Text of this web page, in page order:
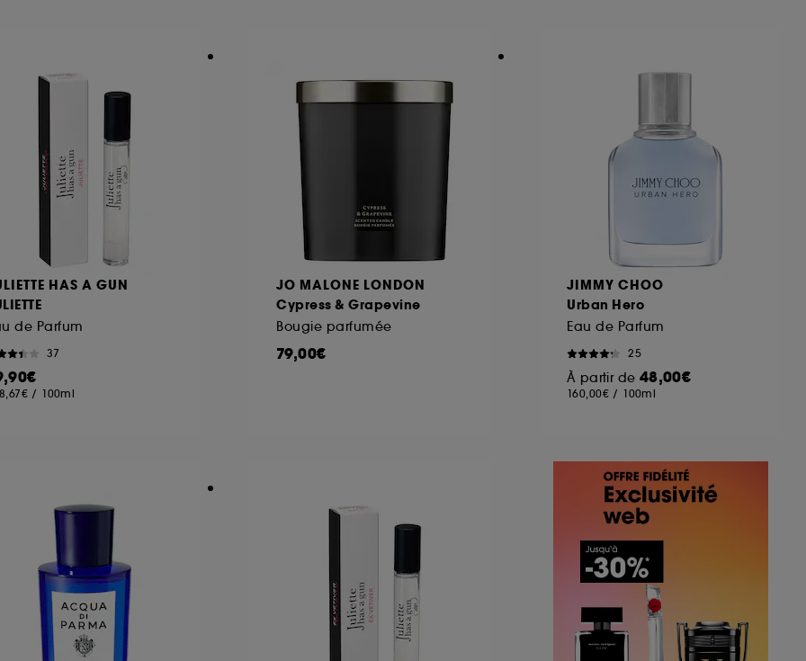
HAS A GUN
de Parfum
37
/ 100ml
JO MALONE LONDON
Cypress & Grapevine
Bougie parfumée
79,00€
JIMMY CHOO
Urban Hero
Eau de Parfum
25
À partir de 48,00€
160,00€ / 100ml